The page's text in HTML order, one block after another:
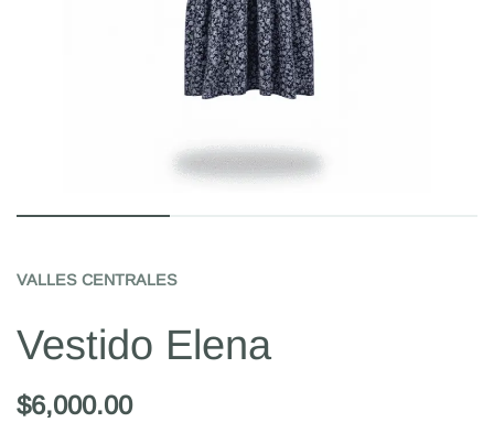
VALLES CENTRALES
Vestido Elena
$6,000.00